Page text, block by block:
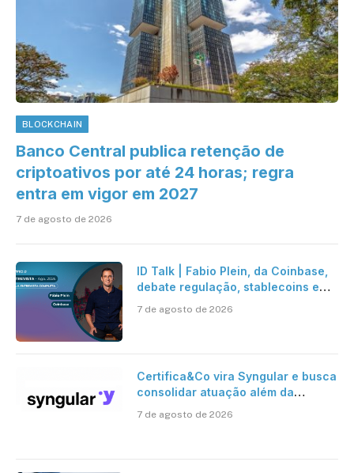
BLOCKCHAIN
Banco Central publica retenção de
criptoativos por até 24 horas; regra
entra em vigor em 2027
7 de agosto de 2026
ID Talk | Fabio Plein, da Coinbase,
debate regulação, stablecoins e
7 de agosto de 2026
Certifica&Co vira Syngular e busca
consolidar atuação além da
7 de agosto de 2026